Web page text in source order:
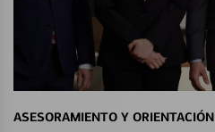
ASESORAMIENTO Y ORIENTACIÓN